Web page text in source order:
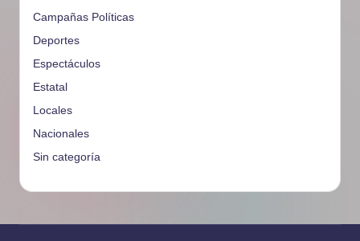
Campañas Políticas
Deportes
Espectáculos
Estatal
Locales
Nacionales
Sin categoría